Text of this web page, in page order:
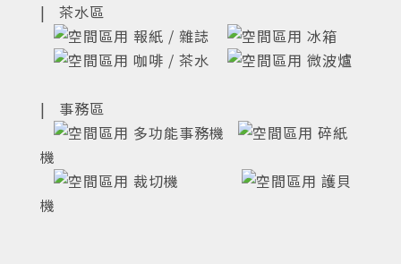
| 茶水區
報紙 / 雜誌
冰箱
咖啡 / 茶水
微波爐
| 事務區
多功能事務機
碎紙
機
裁切機
護貝
機